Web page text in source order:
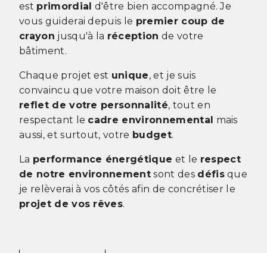
est primordial d'être bien accompagné. Je
vous guiderai depuis le premier coup de
crayon jusqu'à la réception de votre
bâtiment.
Chaque projet est unique, et je suis
convaincu que votre maison doit être le
reflet de votre personnalité, tout en
respectant le cadre environnemental mais
aussi, et surtout, votre budget.
La performance énergétique et le respect
de notre environnement sont des défisque
je relèverai à vos côtés afin de concrétiser le
projet de vos rêves.